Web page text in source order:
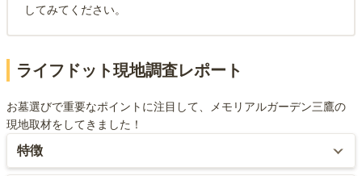
してみてください。
ライフドット現地調査レポート
お墓選びで重要なポイントに注目して、メモリアルガーデン三鷹の
現地取材をしてきました！
特徴